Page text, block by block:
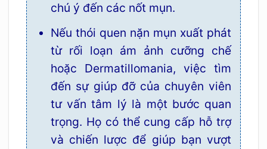
chú ý đến các nốt mụn.
Nếu thói quen nặn mụn xuất phát
từ rối loạn ám ảnh cưỡng chế
hoặc Dermatillomania, việc tìm
đến sự giúp đỡ của chuyên viên
tư vấn tâm lý là một bước quan
trọng. Họ có thể cung cấp hỗ trợ
và chiến lược để giúp bạn vượt